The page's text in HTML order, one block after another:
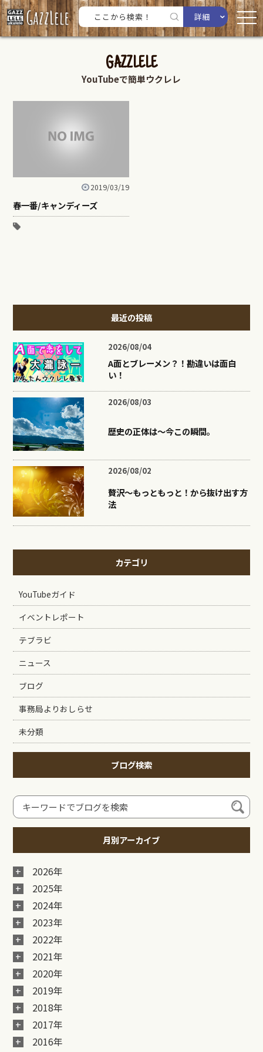
詳細
GAZZLELE
YouTubeで簡単ウクレレ
2019/03/19
春一番/キャンディーズ
最近の投稿
2026/08/04
A面とブレーメン？！勘違いは面白
い！
2026/08/03
歴史の正体は〜今この瞬間。
2026/08/02
贅沢〜もっともっと！から抜け出す方
法
カテゴリ
YouTubeガイド
イベントレポート
テブラビ
ニュース
ブログ
事務局よりおしらせ
未分類
ブログ検索
月別アーカイブ
2026年
2025年
2024年
2023年
2022年
2021年
2020年
2019年
2018年
2017年
2016年